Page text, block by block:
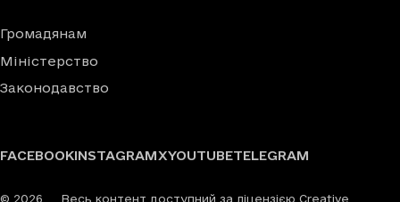
Громадянам
Міністерство
Законодавство
FACEBOOKINSTAGRAMXYOUTUBETELEGRAM
© 2026 Весь контент доступний за ліцензією Creative